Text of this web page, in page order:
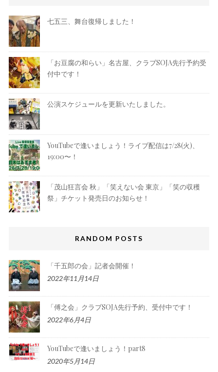
七五三、舞台復帰しました！
「お豆腐の和らい」名古屋、クラブSOJA先行予約受
付中です！
公演スケジュールを更新いたしました。
YouTubeで逢いましょう！ライブ配信は7/28(火)、
19:00〜！
「茂山狂言会 秋」「笑えない会 東京」「笑の収穫
祭」チケット発売日のお知らせ！
RANDOM POSTS
「千五郎の会」記者会開催！
2022年11月14日
「傅之会」クラブSOJA先行予約、受付中です！
2022年6月4日
YouTubeで逢いましょう！part8
2020年5月14日